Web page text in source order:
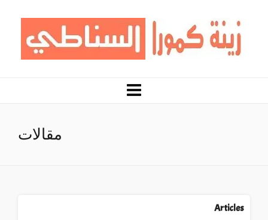
مقالات
Articles